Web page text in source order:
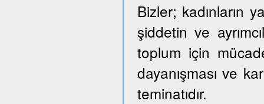
Bizler; kadınların
şiddetin ve
toplum için
dayanışması ve
teminatıdır.